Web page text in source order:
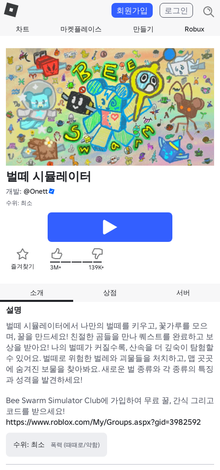
차트 마켓플레이스 만들기 Robux
회원가입 로그인
벌떼 시뮬레이터
개발: @Onett
수위: 최소
즐겨찾기 3M+ 139K+
소개 상점 서버
설명
벌떼 시뮬레이터에서 나만의 벌떼를 키우고, 꽃가루를 모으
며, 꿀을 만드세요! 친절한 곰들을 만나 퀘스트를 완료하고 보
상을 받아요! 나의 벌떼가 커질수록, 산속을 더 깊숙이 탐험할
수 있어요. 벌떼로 위험한 벌레와 괴물들을 처치하고, 맵 곳곳
에 숨겨진 보물을 찾아봐요. 새로운 벌 종류와 각 종류의 특징
과 성격을 발견하세요!
Bee Swarm Simulator Club에 가입하여 무료 꿀, 간식 그리고
https://www.roblox.com/My/Groups.aspx?gid=3982592
수위: 최소 폭력 (때때로/약함)